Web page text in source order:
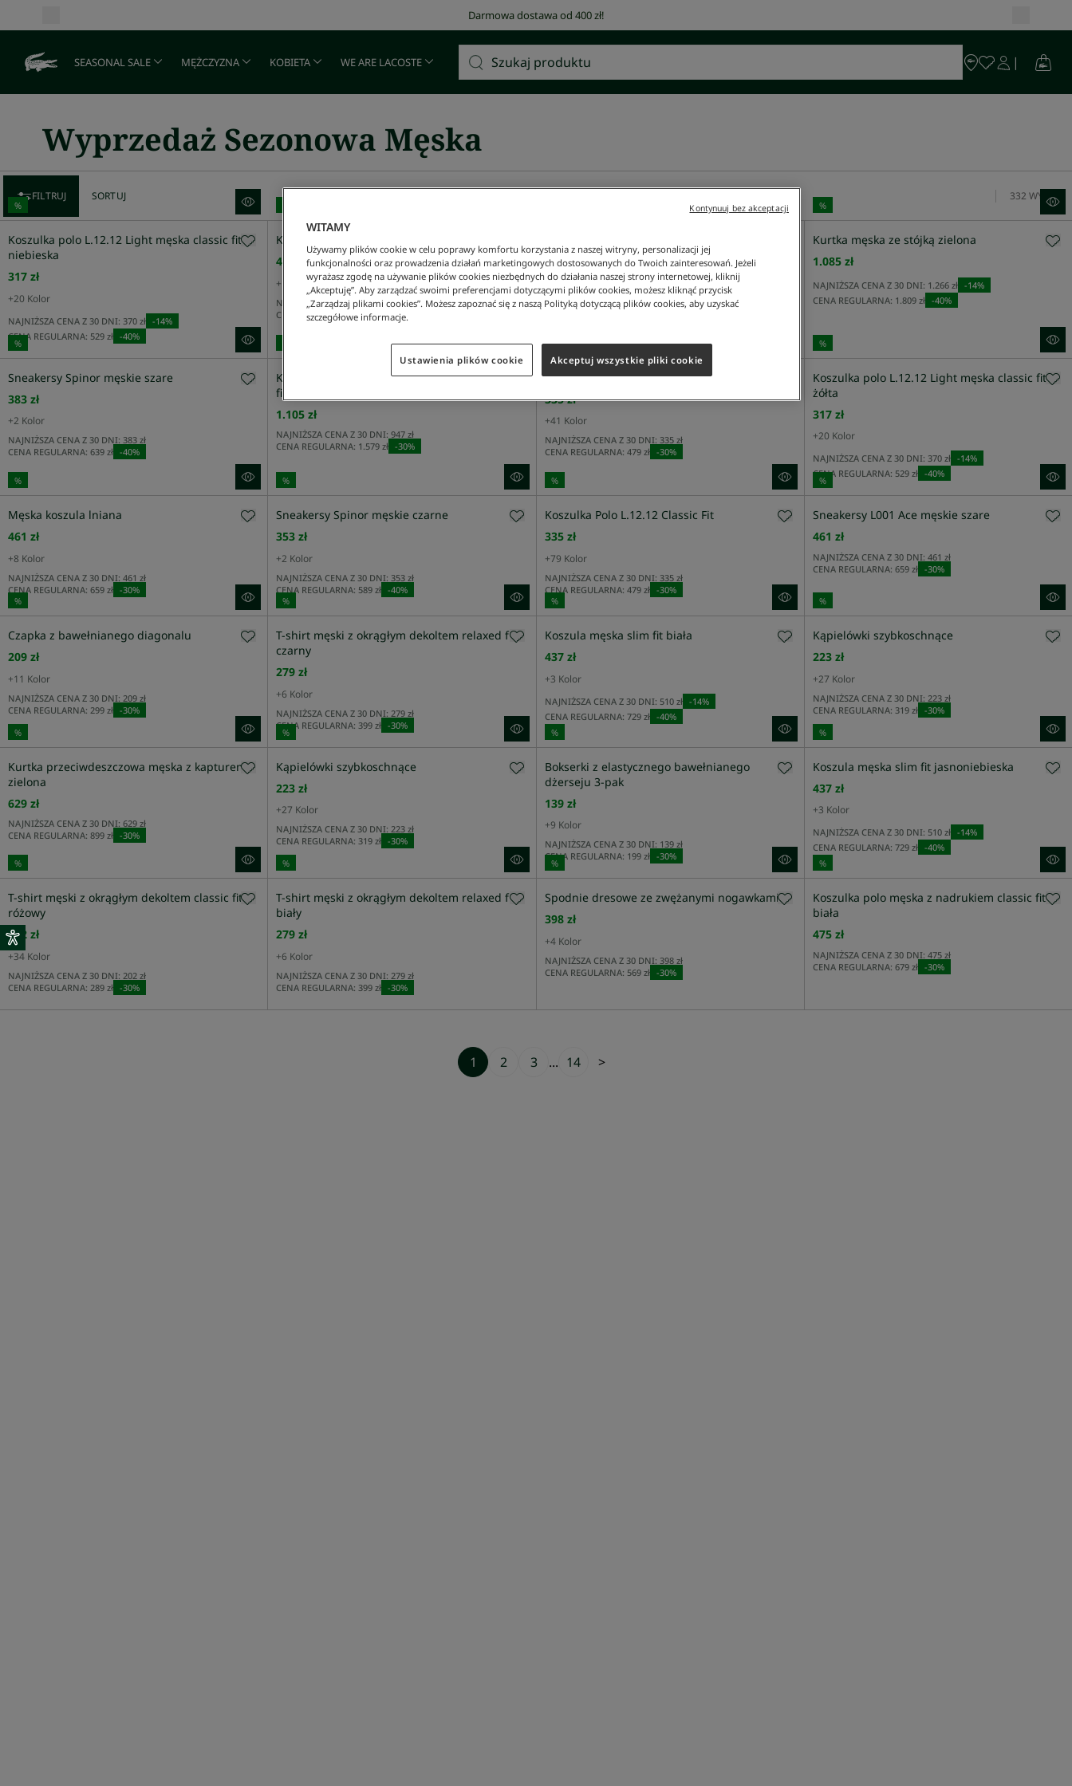
Darmowa dostawa od 400 zł!
SEASONAL SALE MĘŻCZYZNA KOBIETA WE ARE LACOSTE
Wyprzedaż Sezonowa Męska
FILTRUJ SORTUJ 332 WYNIK
Rekomendowane
Cena Rosnąco
Cena Malejąco
Nowości
PŁEĆ
KATEGORIA
KOLOR
ROZMIAR
FIT
RĘKAW
KOŁNIERZYK
WZÓR
%
Koszulka polo L.12.12 Light męska classic fit
niebieska
317 zł
+20 Kolor
NAJNIŻSZA CENA Z 30 DNI: 370 zł -14%
CENA REGULARNA: 529 zł -40%
Koszulka polo Paris Stretch Piqué Regular Fit
426 zł
+ Kolor
NAJNIŻSZA CENA Z 30 DNI: 426 zł
CENA REGULARNA: 609 zł -30%
419 zł
NAJNIŻSZA CENA Z 30 DNI: 419 zł
CENA REGULARNA: 699 zł -40%
%
Kurtka męska ze stójką zielona
1.085 zł
NAJNIŻSZA CENA Z 30 DNI: 1.266 zł -14%
CENA REGULARNA: 1.809 zł -40%
%
Sneakersy Spinor męskie szare
383 zł
+2 Kolor
NAJNIŻSZA CENA Z 30 DNI: 383 zł
CENA REGULARNA: 639 zł -40%
Kurtka męska z kapturem pikowana regular
fit czarna
1.105 zł
NAJNIŻSZA CENA Z 30 DNI: 947 zł
CENA REGULARNA: 1.579 zł -30%
%
Koszulka polo Slim Fit L.12.12 z piki
335 zł
+41 Kolor
NAJNIŻSZA CENA Z 30 DNI: 335 zł
CENA REGULARNA: 479 zł -30%
%
Koszulka polo L.12.12 Light męska classic fit
żółta
317 zł
+20 Kolor
NAJNIŻSZA CENA Z 30 DNI: 370 zł -14%
CENA REGULARNA: 529 zł -40%
%
Męska koszula lniana
461 zł
+8 Kolor
NAJNIŻSZA CENA Z 30 DNI: 461 zł
CENA REGULARNA: 659 zł -30%
%
Sneakersy Spinor męskie czarne
353 zł
+2 Kolor
NAJNIŻSZA CENA Z 30 DNI: 353 zł
CENA REGULARNA: 589 zł -40%
%
Koszulka Polo L.12.12 Classic Fit
335 zł
+79 Kolor
NAJNIŻSZA CENA Z 30 DNI: 335 zł
CENA REGULARNA: 479 zł -30%
%
Sneakersy L001 Ace męskie szare
461 zł
NAJNIŻSZA CENA Z 30 DNI: 461 zł
CENA REGULARNA: 659 zł -30%
%
Czapka z bawełnianego diagonalu
209 zł
+11 Kolor
NAJNIŻSZA CENA Z 30 DNI: 209 zł
CENA REGULARNA: 299 zł -30%
%
T-shirt męski z okrągłym dekoltem relaxed fit
czarny
279 zł
+6 Kolor
NAJNIŻSZA CENA Z 30 DNI: 279 zł
CENA REGULARNA: 399 zł -30%
%
Koszula męska slim fit biała
437 zł
+3 Kolor
NAJNIŻSZA CENA Z 30 DNI: 510 zł -14%
CENA REGULARNA: 729 zł -40%
%
Kąpielówki szybkoschnące
223 zł
+27 Kolor
NAJNIŻSZA CENA Z 30 DNI: 223 zł
CENA REGULARNA: 319 zł -30%
%
Kurtka przeciwdeszczowa męska z kapturem
zielona
629 zł
NAJNIŻSZA CENA Z 30 DNI: 629 zł
CENA REGULARNA: 899 zł -30%
%
Kąpielówki szybkoschnące
223 zł
+27 Kolor
NAJNIŻSZA CENA Z 30 DNI: 223 zł
CENA REGULARNA: 319 zł -30%
%
Bokserki z elastycznego bawełnianego
dżerseju 3-pak
139 zł
+9 Kolor
NAJNIŻSZA CENA Z 30 DNI: 139 zł
CENA REGULARNA: 199 zł -30%
%
Koszula męska slim fit jasnoniebieska
437 zł
+3 Kolor
NAJNIŻSZA CENA Z 30 DNI: 510 zł -14%
CENA REGULARNA: 729 zł -40%
%
T-shirt męski z okrągłym dekoltem classic fit
różowy
202 zł
+34 Kolor
NAJNIŻSZA CENA Z 30 DNI: 202 zł
CENA REGULARNA: 289 zł -30%
%
T-shirt męski z okrągłym dekoltem relaxed fit
biały
279 zł
+6 Kolor
NAJNIŻSZA CENA Z 30 DNI: 279 zł
CENA REGULARNA: 399 zł -30%
%
Spodnie dresowe ze zwężanymi nogawkami
398 zł
+4 Kolor
NAJNIŻSZA CENA Z 30 DNI: 398 zł
CENA REGULARNA: 569 zł -30%
%
Koszulka polo męska z nadrukiem classic fit
biała
475 zł
NAJNIŻSZA CENA Z 30 DNI: 475 zł
CENA REGULARNA: 679 zł -30%
1 2 3 ... 14 >
WITAMY
Używamy plików cookie w celu poprawy komfortu korzystania z naszej witryny, personalizacji jej
funkcjonalności oraz prowadzenia działań marketingowych dostosowanych do Twoich zainteresowań. Jeżeli
wyrażasz zgodę na używanie plików cookies niezbędnych do działania naszej strony internetowej, kliknij
„Akceptuję”. Aby zarządzać swoimi preferencjami dotyczącymi plików cookies, możesz kliknąć przycisk
„Zarządzaj plikami cookies”. Możesz zapoznać się z naszą Polityką dotyczącą plików cookies, aby uzyskać
szczegółowe informacje.
Ustawienia plików cookie Akceptuj wszystkie pliki cookie
Kontynuuj bez akceptacji